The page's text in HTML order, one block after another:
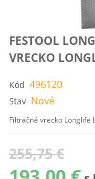
FESTOOL
VRECKO
Kód 496120
Stav Nové
Filtračné vrecko Longlife
255,75 €